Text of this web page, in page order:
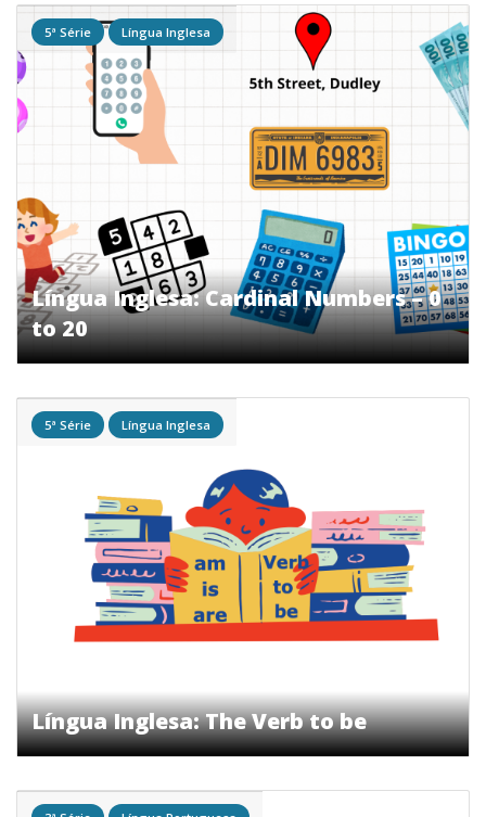
Língua Inglesa: Cardinal Numbers – 0
to 20
5ª Série Língua Inglesa
Língua Inglesa: The Verb to be
5ª Série Língua Inglesa